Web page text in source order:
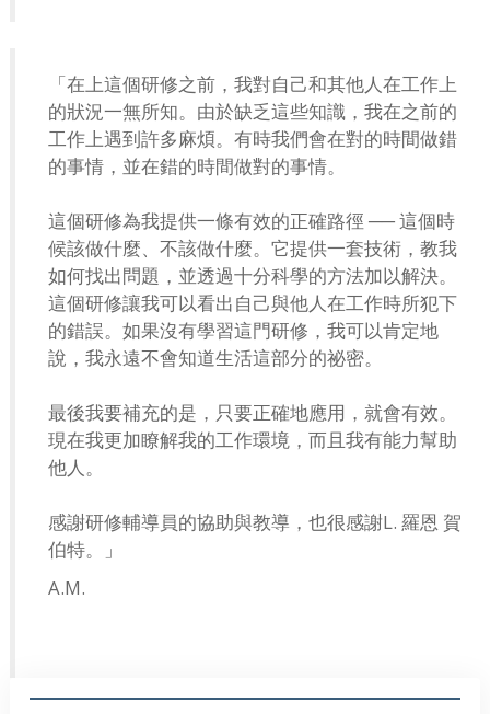
「在上這個研修之前，我對自己和其他人在工作上
的狀況一無所知。由於缺乏這些知識，我在之前的
工作上遇到許多麻煩。有時我們會在對的時間做錯
的事情，並在錯的時間做對的事情。
這個研修為我提供一條有效的正確路徑 ── 這個時
候該做什麼、不該做什麼。它提供一套技術，教我
如何找出問題，並透過十分科學的方法加以解決。
這個研修讓我可以看出自己與他人在工作時所犯下
的錯誤。如果沒有學習這門研修，我可以肯定地
說，我永遠不會知道生活這部分的祕密。
最後我要補充的是，只要正確地應用，就會有效。
現在我更加瞭解我的工作環境，而且我有能力幫助
他人。
感謝研修輔導員的協助與教導，也很感謝L. 羅恩 賀
伯特。」
A.M.